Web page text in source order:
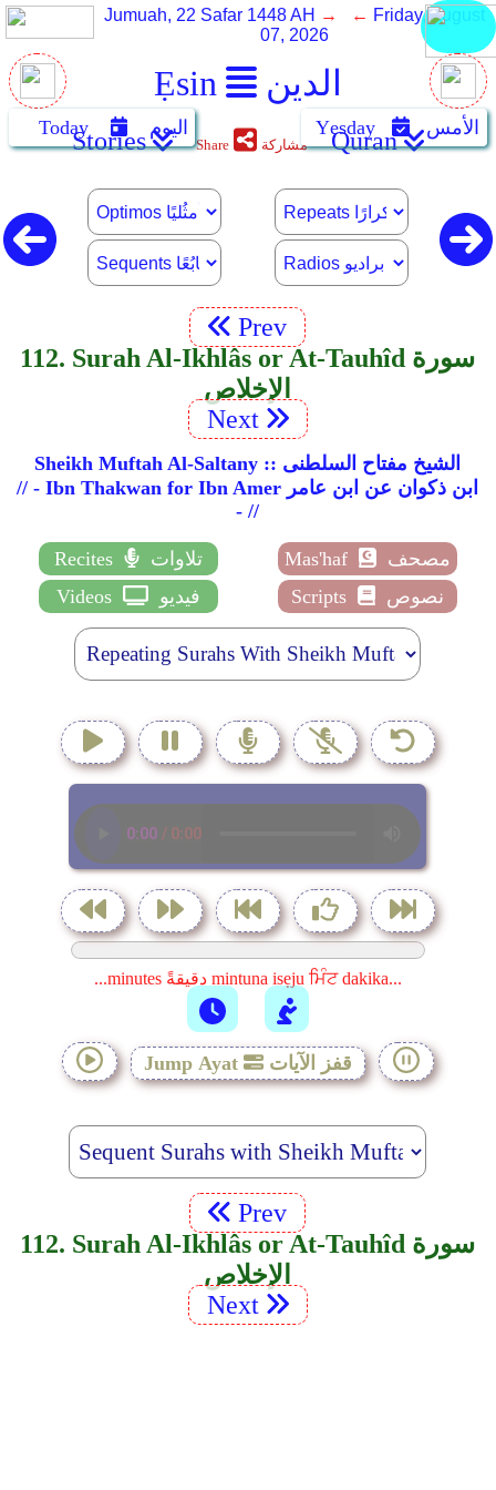
Ẹsin الدين
Jumuah, 22 Safar 1448 AH → ← Friday, August
07, 2026
Today اليوم Yẹsday الأمس Stories Share مشاركة Quran
Prev
112. Surah Al-Ikhlâs or At-Tauhîd سورة
الإخلاص
Next
Sheikh Muftah Al-Saltany :: الشيخ مفتاح السلطنى
// - Ibn Thakwan for Ibn Amer ابن ذكوان عن ابن عامر
- //
Recites تلاوات Mas'haf
مصحف
Videos
فيديو Scripts نصوص
...minutes دقيقةً mintuna isẹju ਮਿੰਟ dakika...
Jump Ayat قفز الآيات
Prev
112. Surah Al-Ikhlâs or At-Tauhîd سورة
الإخلاص
Next